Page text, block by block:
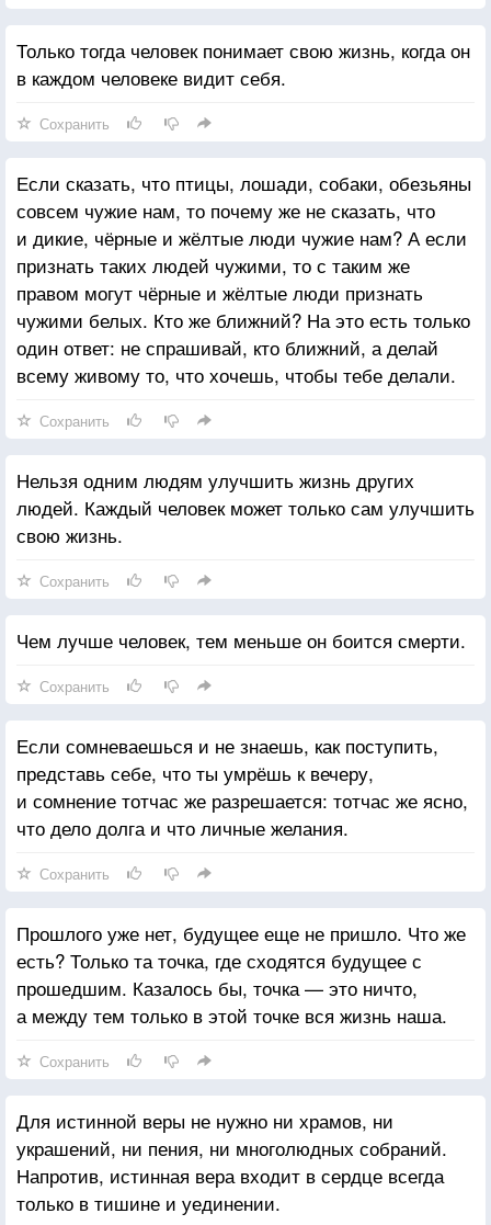
и живут для тела.
Только тогда человек понимает свою жизнь, когда он
в каждом человеке видит себя.
Сохранить
Если сказать, что птицы, лошади, собаки, обезьяны
совсем чужие нам, то почему же не сказать, что
и дикие, чёрные и жёлтые люди чужие нам? А если
признать таких людей чужими, то с таким же
правом могут чёрные и жёлтые люди признать
чужими белых. Кто же ближний? На это есть только
один ответ: не спрашивай, кто ближний, а делай
всему живому то, что хочешь, чтобы тебе делали.
Сохранить
Нельзя одним людям улучшить жизнь других
людей. Каждый человек может только сам улучшить
свою жизнь.
Сохранить
Чем лучше человек, тем меньше он боится смерти.
Сохранить
Если сомневаешься и не знаешь, как поступить,
представь себе, что ты умрёшь к вечеру,
и сомнение тотчас же разрешается: тотчас же ясно,
что дело долга и что личные желания.
Сохранить
Прошлого уже нет, будущее еще не пришло. Что же
есть? Только та точка, где сходятся будущее с
прошедшим. Казалось бы, точка — это ничто,
а между тем только в этой точке вся жизнь наша.
Сохранить
Для истинной веры не нужно ни храмов, ни
украшений, ни пения, ни многолюдных собраний.
Напротив, истинная вера входит в сердце всегда
только в тишине и уединении.